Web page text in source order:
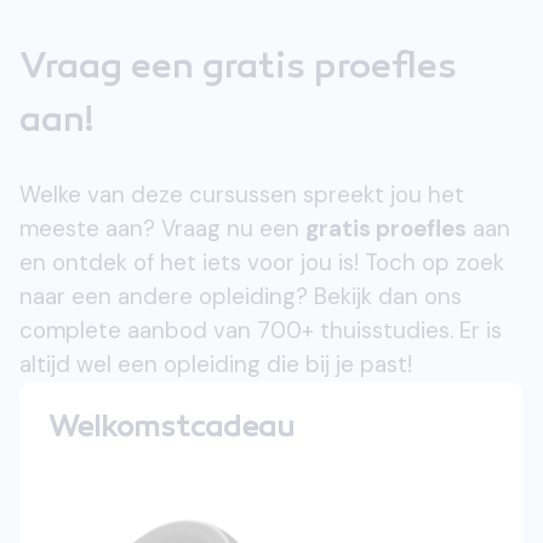
Vraag een gratis proefles
aan!
Welke van deze cursussen spreekt jou het
meeste aan? Vraag nu een gratis proefles aan
en ontdek of het iets voor jou is! Toch op zoek
naar een andere opleiding? Bekijk dan ons
complete aanbod van 700+ thuisstudies. Er is
altijd wel een opleiding die bij je past!
Welkomstcadeau